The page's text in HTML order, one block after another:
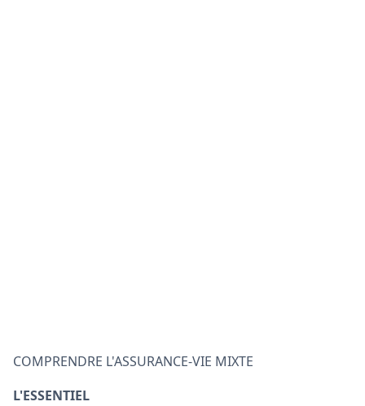
COMPRENDRE L'ASSURANCE-VIE MIXTE
L'ESSENTIEL